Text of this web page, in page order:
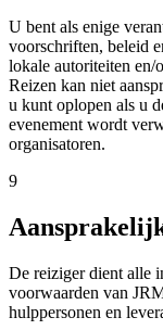
U bent als enige
voorschriften, beleid
lokale autoriteiten en/
Reizen kan niet
u kunt oplopen als u
evenement wordt
organisatoren.
9
De reiziger dient alle
voorwaarden van
hulppersonen en